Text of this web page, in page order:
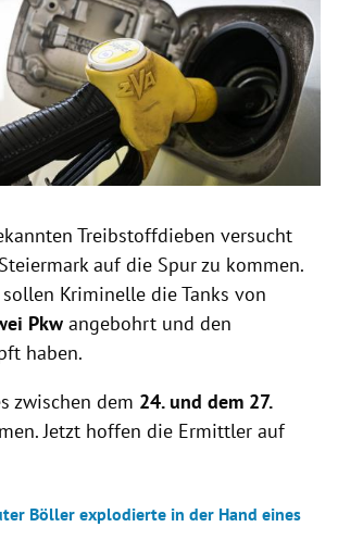
Treibstoffdieben versucht
auf die Spur zu kommen.
Kriminelle die Tanks von
Pkw angebohrt und den
haben.
zwischen dem 24. und dem 27.
Jetzt hoffen die Ermittler auf
Böller explodierte in der Hand eines